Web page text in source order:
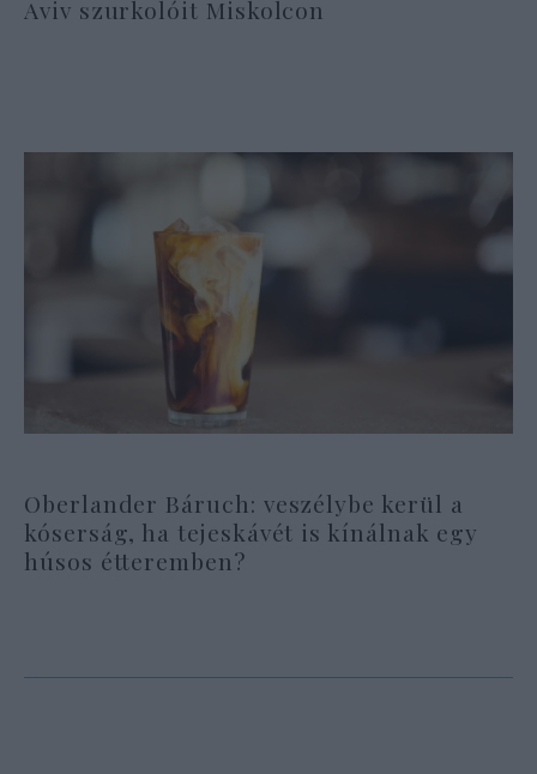
Aviv szurkolóit Miskolcon
Oberlander Báruch: veszélybe kerül a
kóserság, ha tejeskávét is kínálnak egy
húsos étteremben?